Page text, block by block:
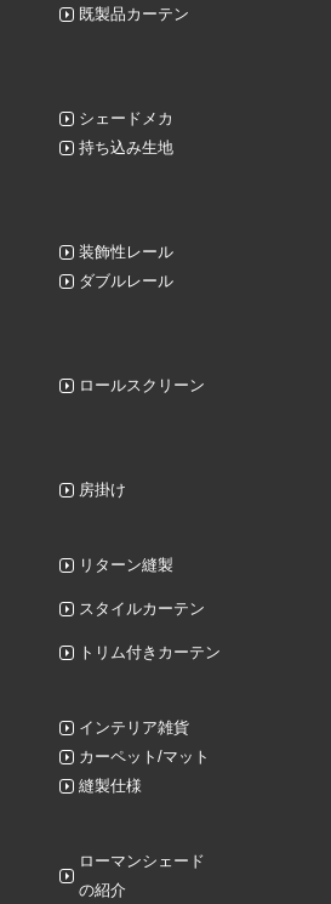
既製品カーテン
シェードメカ
持ち込み生地
装飾性レール
ダブルレール
ロールスクリーン
房掛け
リターン縫製
スタイルカーテン
トリム付きカーテン
インテリア雑貨
カーペット/マット
縫製仕様
ローマンシェード
の紹介